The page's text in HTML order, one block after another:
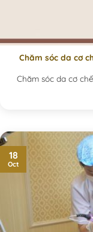
Chăm sóc da cơ
Chăm sóc da cơ
18
Oct